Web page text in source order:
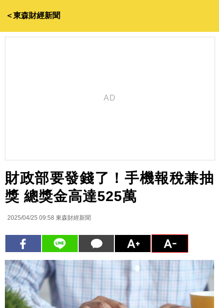
＜東森財經新聞
財政部要發錢了！手機報稅兼抽
獎 總獎金高達525萬
2025/04/25 09:58 東森財經新聞